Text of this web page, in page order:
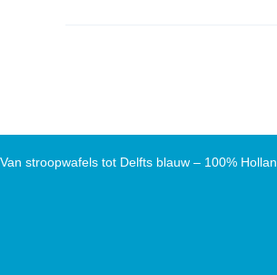
Van stroopwafels tot Delfts blauw – 100%